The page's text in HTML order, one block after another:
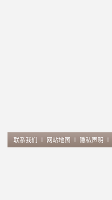
联系我们 ∣ 网站地图 ∣ 隐私声明 ∣